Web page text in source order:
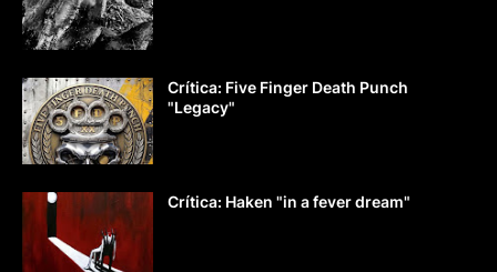
Crítica: Five Finger Death Punch
"Legacy"
Crítica: Haken "in a fever dream"